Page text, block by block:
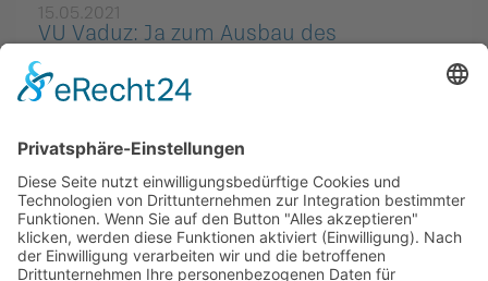
15.05.2021
VU Vaduz: Ja zum Ausbau des
Rheindamms ohne «Kniff»
23.04.2021
Ausbau des Rheindamms